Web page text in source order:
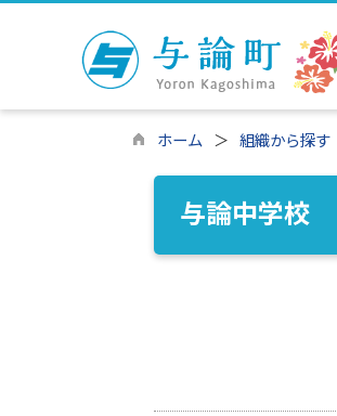
ホーム 組織から探す
与論中学校